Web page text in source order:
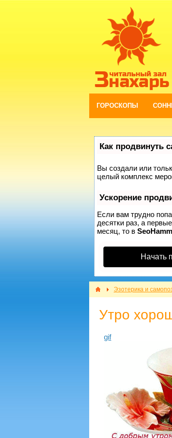
ГОРОСКОПЫ
Как продвинуть
Вы создали или
целый комплекс
Ускорение
Если вам трудно
десятки раз, а
месяц, то в
Начать
Эзотерика и
Утро
gif